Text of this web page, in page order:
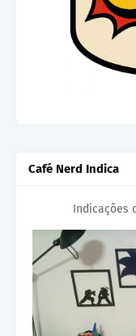
Café Nerd Indica
Indicações